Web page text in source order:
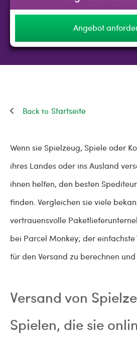
Angebot
Startseite
Wenn sie Spielzeug, Spiele oder
ihres Landes oder ins Ausland
ihnen helfen, den besten
finden. Vergleichen sie viele
vertrauensvolle
bei Parcel Monkey; der einfachste
für den Versand zu berechnen und
Versand von
Spielen, die sie